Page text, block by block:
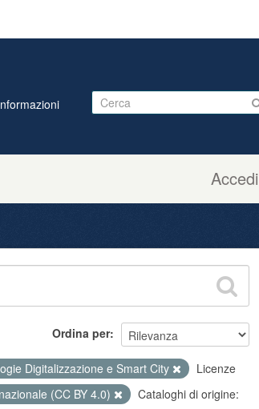
Accedi
Ordina per
Digitalizzazione e Smart City
Licenze
(CC BY 4.0)
Cataloghi di origine: